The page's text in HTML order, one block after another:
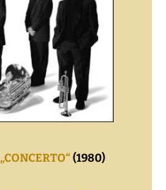
„CONCERTO“ (1980)